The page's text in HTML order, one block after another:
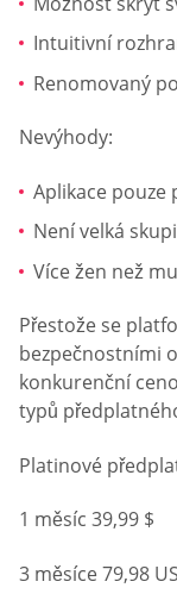
Intuitivní
Renomovaný
Nevýhody:
Aplikace pouze
Není velká
Více žen než
Přestože se
bezpečnostními
konkurenční
typů
Platinové
1 měsíc 39,99 $
3 měsíce 79,98